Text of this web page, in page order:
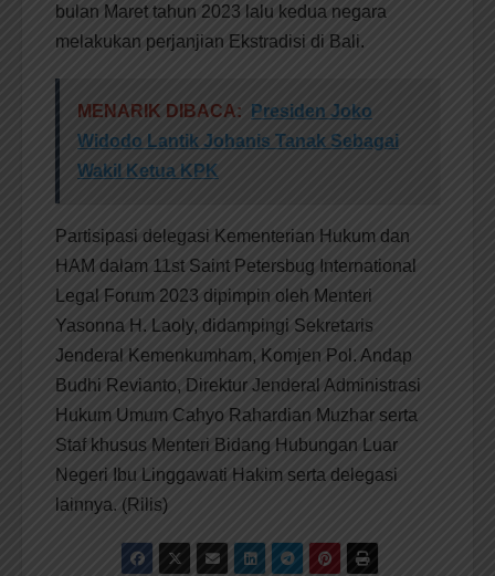
bulan Maret tahun 2023 lalu kedua negara
melakukan perjanjian Ekstradisi di Bali.
MENARIK DIBACA:
Presiden Joko
Widodo Lantik Johanis Tanak Sebagai
Wakil Ketua KPK
Partisipasi delegasi Kementerian Hukum dan
HAM dalam 11st Saint Petersbug International
Legal Forum 2023 dipimpin oleh Menteri
Yasonna H. Laoly, didampingi Sekretaris
Jenderal Kemenkumham, Komjen Pol. Andap
Budhi Revianto, Direktur Jenderal Administrasi
Hukum Umum Cahyo Rahardian Muzhar serta
Staf khusus Menteri Bidang Hubungan Luar
Negeri Ibu Linggawati Hakim serta delegasi
lainnya. (Rilis)